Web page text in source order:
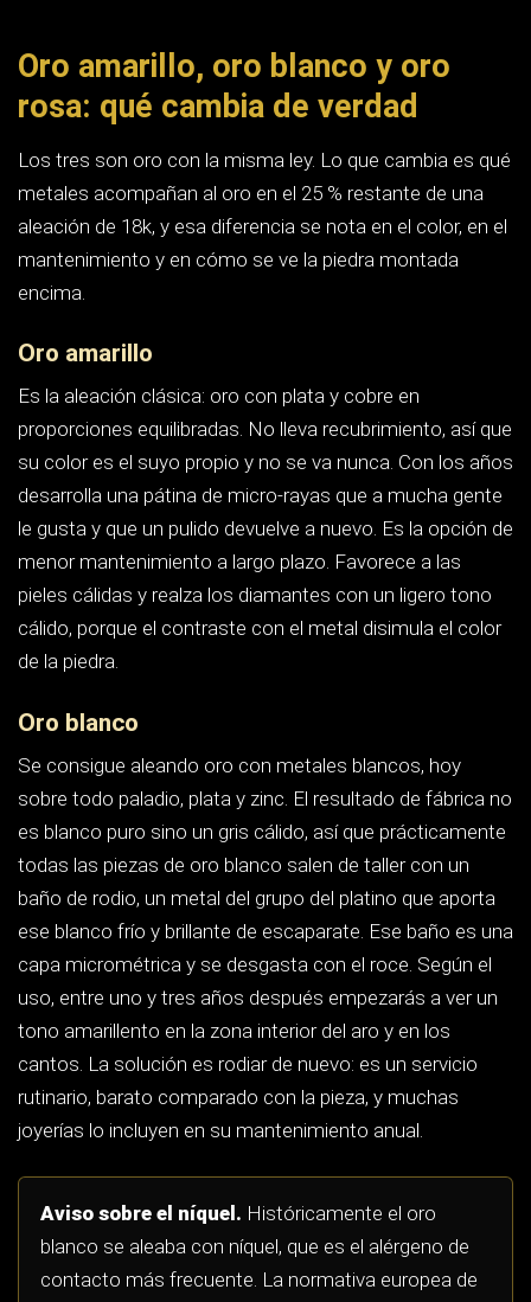
menor mantenimiento a largo plazo. Favorece a las
pieles cálidas y realza los diamantes con un ligero tono
cálido, porque el contraste con el metal disimula el color
de la piedra.
Oro blanco
Se consigue aleando oro con metales blancos, hoy
sobre todo paladio, plata y zinc. El resultado de fábrica no
todas las piezas de oro blanco salen de taller con un
baño de rodio, un metal del grupo del platino que aporta
ese blanco frío y brillante de escaparate. Ese baño es una
capa micrométrica y se desgasta con el roce. Según el
uso, entre uno y tres años después empezarás a ver un
tono amarillento en la zona interior del aro y en los
cantos. La solución es rodiar de nuevo: es un servicio
rutinario, barato comparado con la pieza, y muchas
joyerías lo incluyen en su mantenimiento anual.
blanco se aleaba con níquel, que es el alérgeno de
contacto más frecuente. La normativa europea de
restricción de sustancias químicas (Reglamento
REACH, anexo XVII, entrada 27) limita la cantidad de
níquel que puede liberar un artículo en contacto
prolongado con la piel. Aun así, si sabes que tienes
sensibilidad al níquel, pídelo por escrito antes de
comprar y orienta la elección hacia aleaciones al
paladio o directamente hacia platino. Si aparece
dermatitis en el dedo, quítate el anillo y consulta con
un profesional sanitario en lugar de probar remedios
caseros.
Oro rosa
Su color viene del cobre, y cuanto más cobre, más
intenso es el rosa. Al ser el cobre un metal duro, el oro